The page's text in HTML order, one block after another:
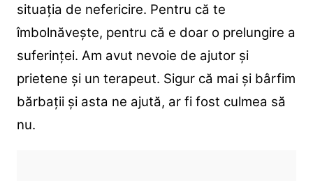
situația de nefericire. Pentru că te
îmbolnăvește, pentru că e doar o prelungire a
suferinței. Am avut nevoie de ajutor și
prietene și un terapeut. Sigur că mai și bârfim
bărbații și asta ne ajută, ar fi fost culmea să
nu.